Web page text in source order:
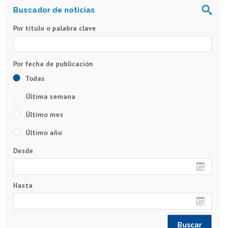
Por título o palabra clave
Todas
Última semana
Último mes
Último año
Desde
Hasta